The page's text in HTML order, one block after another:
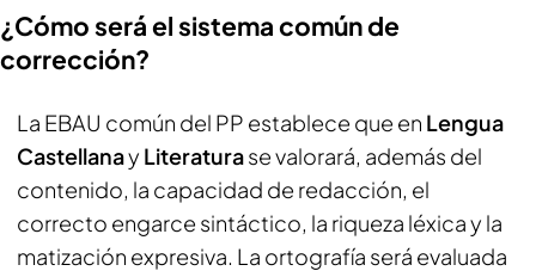
¿Cómo será el sistema común de
corrección?
La EBAU común del PP establece que en Lengua
Castellanay Literaturase valorará, además del
contenido, la capacidad de redacción, el
correcto engarce sintáctico, la riqueza léxica y la
matización expresiva. La ortografía será evaluada